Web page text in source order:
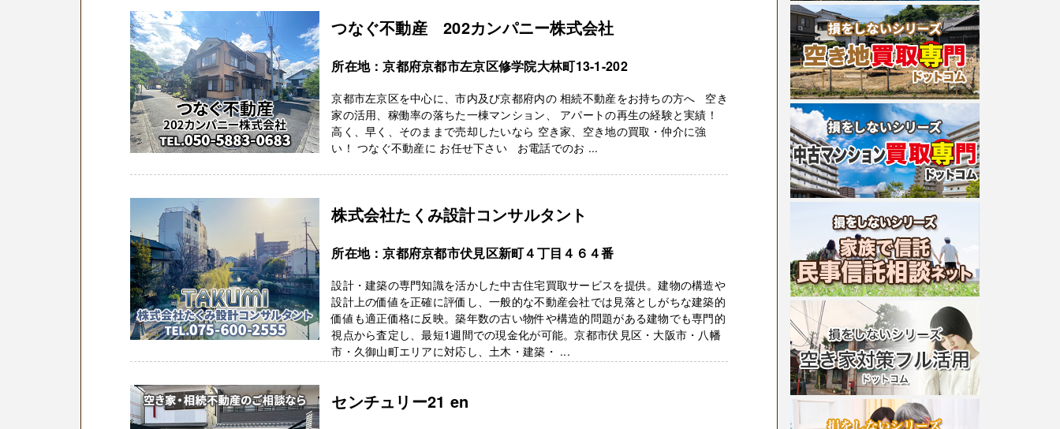
つなぐ不動産 202カンパニー株式会社
所在地：京都府京都市左京区修学院大林町13-1-202
京都市左京区を中心に、市内及び京都府内の 相続不動産をお持ちの方へ 空き
家の活用、稼働率の落ちた一棟マンション、 アパートの再生の経験と実績！
高く、早く、そのままで売却したいなら 空き家、空き地の買取・仲介に強
い！ つなぐ不動産に お任せ下さい お電話でのお ...
株式会社たくみ設計コンサルタント
所在地：京都府京都市伏見区新町４丁目４６４番
設計・建築の専門知識を活かした中古住宅買取サービスを提供。建物の構造や
設計上の価値を正確に評価し、一般的な不動産会社では見落としがちな建築的
価値も適正価格に反映。築年数の古い物件や構造的問題がある建物でも専門的
視点から査定し、最短1週間での現金化が可能。京都市伏見区・大阪市・八幡
市・久御山町エリアに対応し、土木・建築・ ...
センチュリー21 en